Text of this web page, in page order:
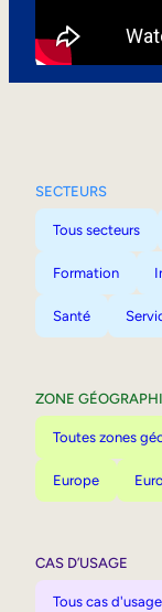
SECTEURS
Tous secteurs
Formation
Santé
ZONE
Toutes zones
Europe
CAS D’USAGE
Tous cas d'usage